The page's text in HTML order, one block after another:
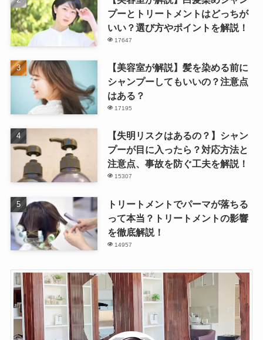
プーとトリートメントはどっちが
いい？選び方やポイントを解説！
17647
【美容室が解説】髪を染める前に
シャンプーしてもいいの？注意点
はある？
17195
【失明リスクはあるの？】シャン
プーが目に入ったら？対応方法と
注意点、事故を防ぐ工夫を解説！
15307
トリートメントでパーマが落ちる
って本当？トリートメントの影響
を徹底解説！
14957